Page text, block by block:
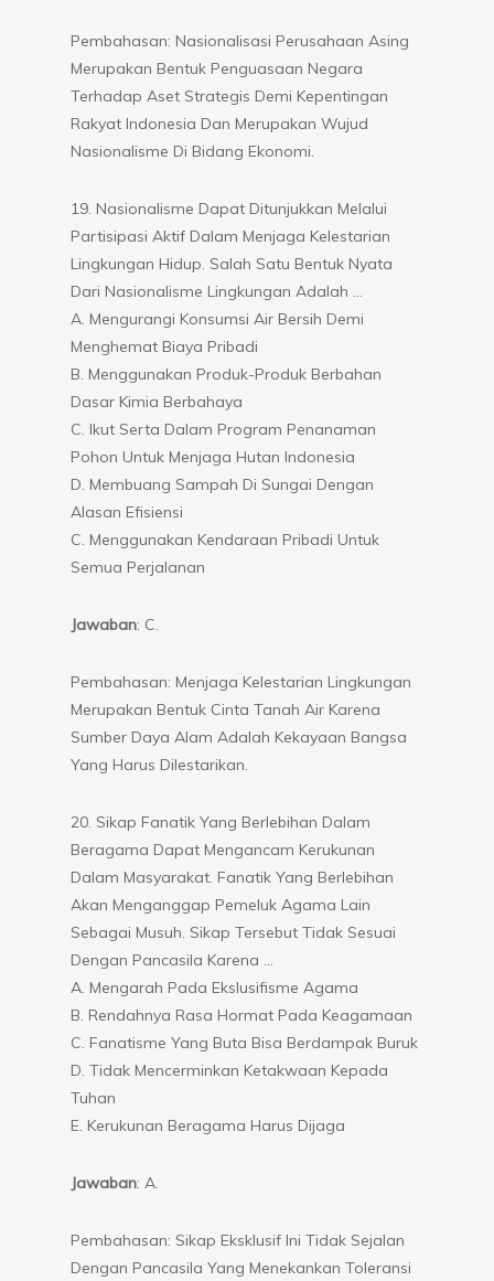
Pembahasan: Nasionalisasi Perusahaan Asing
Merupakan Bentuk Penguasaan Negara
Terhadap Aset Strategis Demi Kepentingan
Rakyat Indonesia Dan Merupakan Wujud
Nasionalisme Di Bidang Ekonomi.
19. Nasionalisme Dapat Ditunjukkan Melalui
Partisipasi Aktif Dalam Menjaga Kelestarian
Lingkungan Hidup. Salah Satu Bentuk Nyata
Dari Nasionalisme Lingkungan Adalah …
A. Mengurangi Konsumsi Air Bersih Demi
Menghemat Biaya Pribadi
B. Menggunakan Produk-Produk Berbahan
Dasar Kimia Berbahaya
C. Ikut Serta Dalam Program Penanaman
Pohon Untuk Menjaga Hutan Indonesia
D. Membuang Sampah Di Sungai Dengan
Alasan Efisiensi
C. Menggunakan Kendaraan Pribadi Untuk
Semua Perjalanan
Jawaban: C.
Pembahasan: Menjaga Kelestarian Lingkungan
Merupakan Bentuk Cinta Tanah Air Karena
Sumber Daya Alam Adalah Kekayaan Bangsa
Yang Harus Dilestarikan.
20. Sikap Fanatik Yang Berlebihan Dalam
Beragama Dapat Mengancam Kerukunan
Dalam Masyarakat. Fanatik Yang Berlebihan
Akan Menganggap Pemeluk Agama Lain
Sebagai Musuh. Sikap Tersebut Tidak Sesuai
Dengan Pancasila Karena …
A. Mengarah Pada Ekslusifisme Agama
B. Rendahnya Rasa Hormat Pada Keagamaan
C. Fanatisme Yang Buta Bisa Berdampak Buruk
D. Tidak Mencerminkan Ketakwaan Kepada
Tuhan
E. Kerukunan Beragama Harus Dijaga
Jawaban: A.
Pembahasan: Sikap Eksklusif Ini Tidak Sejalan
Dengan Pancasila Yang Menekankan Toleransi